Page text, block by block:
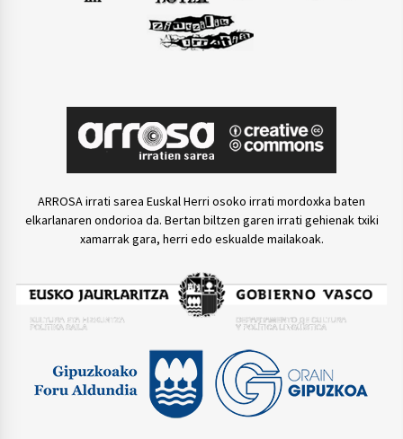
ARROSA irrati sarea Euskal Herri osoko irrati mordoxka baten
elkarlanaren ondorioa da. Bertan biltzen garen irrati gehienak txiki
xamarrak gara, herri edo eskualde mailakoak.